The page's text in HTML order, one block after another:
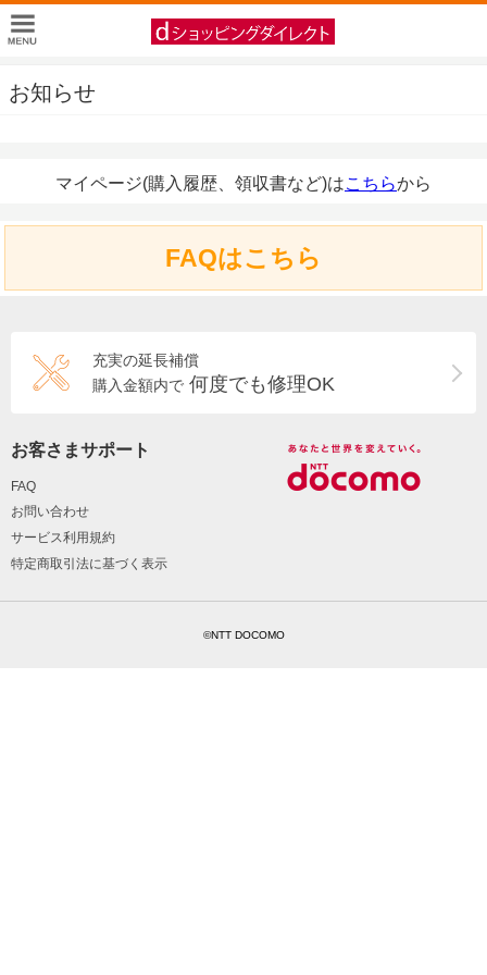
お知らせ
マイページ(購入履歴、領収書など)はこちらから
FAQはこちら
充実の延長補償
購入金額内で 何度でも修理OK
お客さまサポート
FAQ
お問い合わせ
サービス利用規約
特定商取引法に基づく表示
©NTT DOCOMO